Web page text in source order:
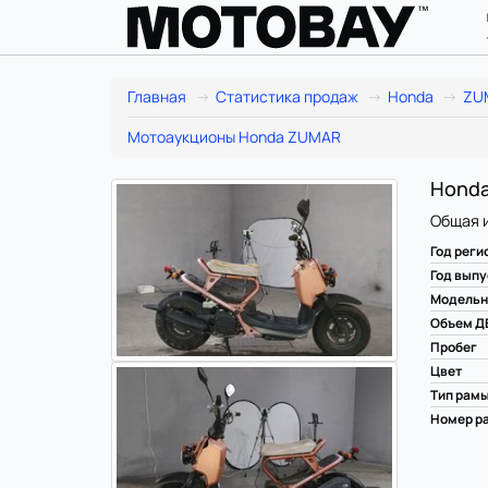
Главная Статистика продаж Honda
Мотоаукционы Honda ZUMAR
Общая
Год
Год
Объем
Пробег
Цвет
Тип
Номер